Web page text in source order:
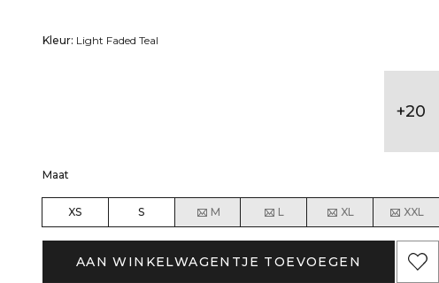
Kleur: Light Faded Teal
+20
Maat
XS S M L XL XXL
AAN WINKELWAGENTJE TOEVOEGEN